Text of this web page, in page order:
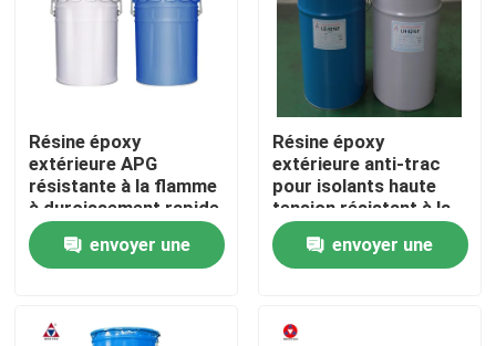
À la maison
Produits
Vidéos
Résine époxy
extérieure APG
résistante à la flamme
à durcissement rapide
pour la coulée flexible
dans les isolants haute
tension
envoyer une
Résine époxy
extérieure anti-trac
pour isolants haute
tension résistant à la
scission et aux chocs
thermiquesenvoyer une